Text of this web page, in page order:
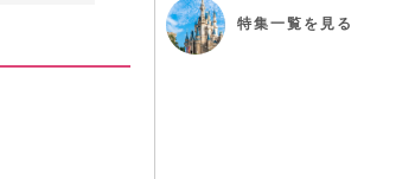
特集一覧を見る